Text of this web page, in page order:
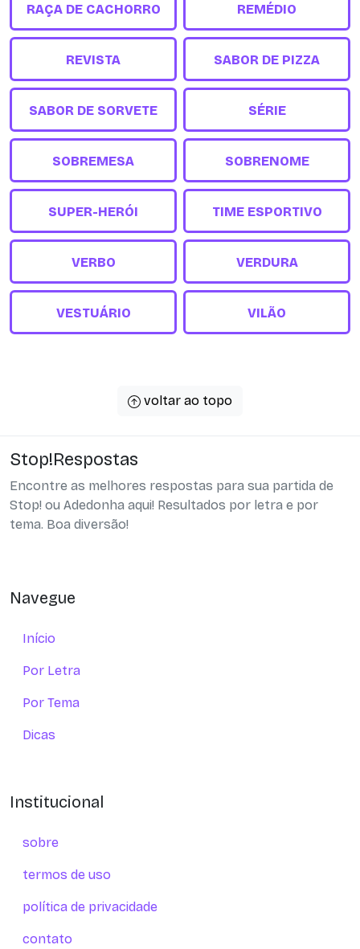
RAÇA DE CACHORRO REMÉDIO
REVISTA SABOR DE PIZZA
SABOR DE SORVETE SÉRIE
SOBREMESA SOBRENOME
SUPER-HERÓI TIME ESPORTIVO
VERBO VERDURA
VESTUÁRIO VILÃO
voltar ao topo
Stop!Respostas
Encontre as melhores respostas para sua partida de
Stop! ou Adedonha aqui! Resultados por letra e por
tema. Boa diversão!
Navegue
Início
Por Letra
Por Tema
Dicas
Institucional
sobre
termos de uso
política de privacidade
contato